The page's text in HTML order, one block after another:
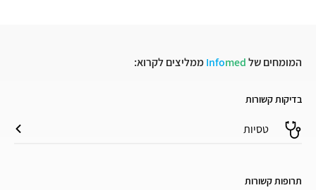
המומחים של Infomed ממליצים לקרוא:
בדיקות קשורות
טסיות
תרופות קשורות